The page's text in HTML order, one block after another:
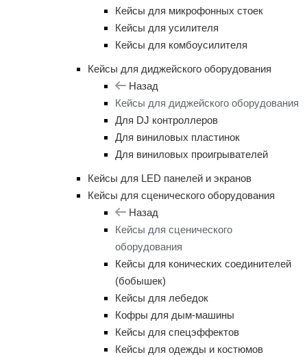
Кейсы для микрофонных стоек
Кейсы для усилителя
Кейсы для комбоусилителя
Кейсы для диджейского оборудования
Назад
Кейсы для диджейского оборудования
Для DJ контроллеров
Для виниловых пластинок
Для виниловых проигрывателей
Кейсы для LED панелей и экранов
Кейсы для сценического оборудования
Назад
Кейсы для сценического
оборудования
Кейсы для конических соединителей
(бобышек)
Кейсы для лебедок
Кофры для дым-машины
Кейсы для спецэффектов
Кейсы для одежды и костюмов